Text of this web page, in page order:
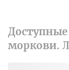
моркови.